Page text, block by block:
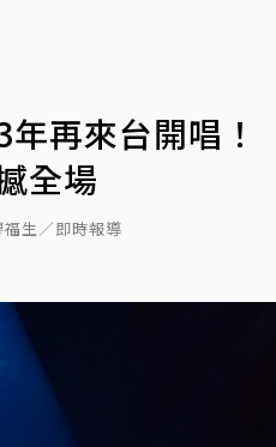
再來台開唱！
全場
生／即時報導